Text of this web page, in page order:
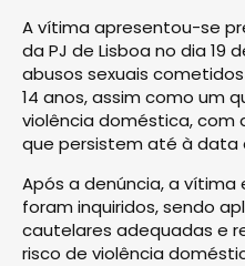
A vítima apresentou-se
da PJ de Lisboa no dia 19
abusos sexuais
14 anos, assim como um
violência doméstica, com
que persistem até à data
Após a denúncia, a
foram inquiridos, sendo
cautelares adequadas e
risco de violência